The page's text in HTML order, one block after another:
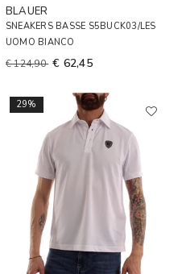
BLAUER
SNEAKERS BASSE S5BUCK03/LES
UOMO BIANCO
€ 124,90 € 62,45
29%